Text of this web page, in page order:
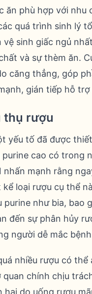
ăn phù hợp với nhu
quá trình sinh lý
vệ sinh giấc ngủ
và sự thèm ăn.
căng thẳng, góp
gián tiếp hỗ
thụ rượu
yếu tố đã được
cao có trong
nhấn mạnh rằng
kể loại rượu cụ thể
purine như bia,
đến sự phân hủy
người dễ mắc
nhiều rượu có
quan chính chịu
hại do uống rượu